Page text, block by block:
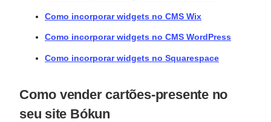
Como incorporar widgets no CMS Wix
Como incorporar widgets no CMS WordPress
Como incorporar widgets no Squarespace
Como vender cartões-presente no
seu site Bókun